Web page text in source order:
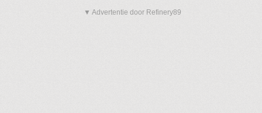
▼ Advertentie door Refinery89